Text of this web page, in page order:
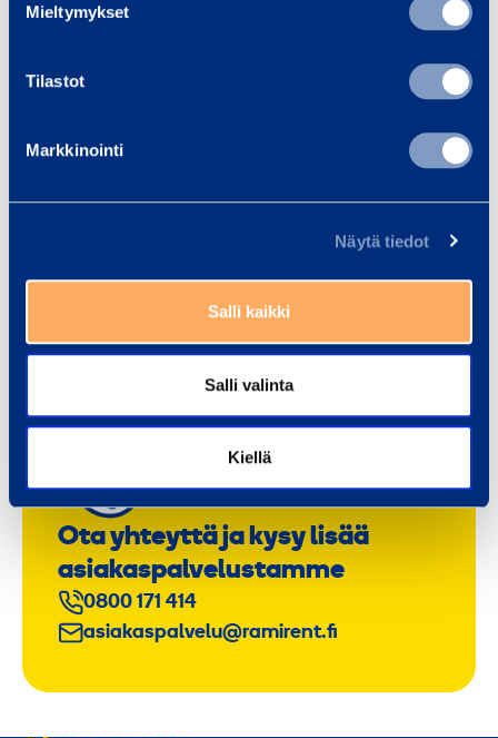
Mieltymykset
Tilastot
Markkinointi
Näytä tiedot
Salli kaikki
Salli valinta
Kiellä
Tilapalvelut
Työmaapalvelut
Ota yhteyttä ja kysy lisää
asiakaspalvelustamme
0800 171 414
asiakaspalvelu@ramirent.fi